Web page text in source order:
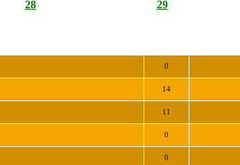
28 29
0
14
11
0
0